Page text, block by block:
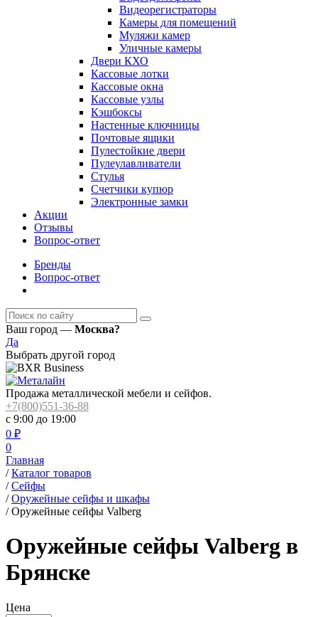
Видеорегистраторы
Камеры для помещений
Муляжи камер
Уличные камеры
Двери КХО
Кассовые лотки
Кассовые окна
Кассовые узлы
Кэшбоксы
Настенные ключницы
Почтовые ящики
Пулестойкие двери
Пулеулавливатели
Стулья
Счетчики купюр
Электронные замки
Акции
Отзывы
Вопрос-ответ
Бренды
Вопрос-ответ
Ваш город — Москва?
Да
Выбрать другой город
Продажа металлической мебели и сейфов.
+7(800)551-36-88
с 9:00 до 19:00
0 ₽
0
Главная
/ Каталог товаров
/ Сейфы
/ Оружейные сейфы и шкафы
/ Оружейные сейфы Valberg
Оружейные сейфы Valberg в
Брянске
Цена